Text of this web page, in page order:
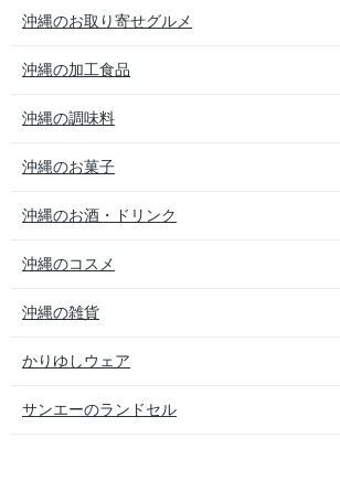
沖縄のお取り寄せグルメ
沖縄の加工食品
沖縄の調味料
沖縄のお菓子
沖縄のお酒・ドリンク
沖縄のコスメ
沖縄の雑貨
かりゆしウェア
サンエーのランドセル